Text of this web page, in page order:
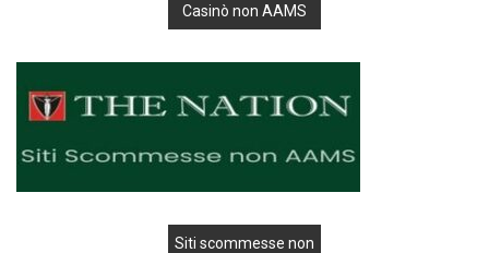
Casinò non AAMS
Siti scommesse non